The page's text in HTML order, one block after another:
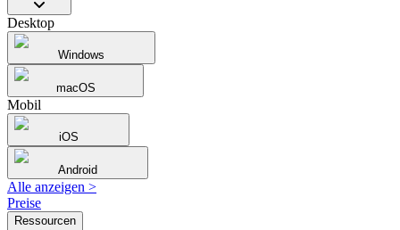
Desktop
Windows
macOS
Mobil
iOS
Android
Alle anzeigen >
Preise
Ressourcen